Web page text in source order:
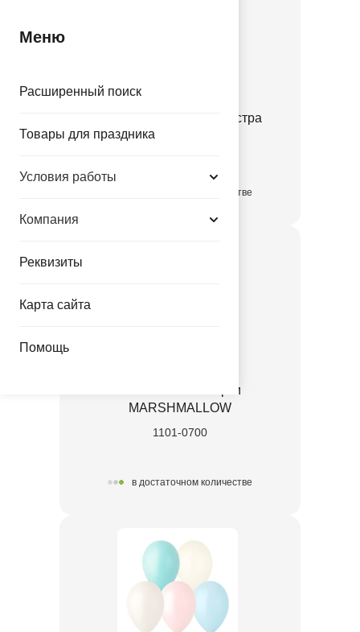
Меню
Расширенный поиск
Товары для праздника
Условия работы
Компания
Реквизиты
Карта сайта
Помощь
В 105 Неон ассорти Экстра
1101-0703
в достаточном количестве
12" Пастель ассорти
MARSHMALLOW
1101-0700
в достаточном количестве